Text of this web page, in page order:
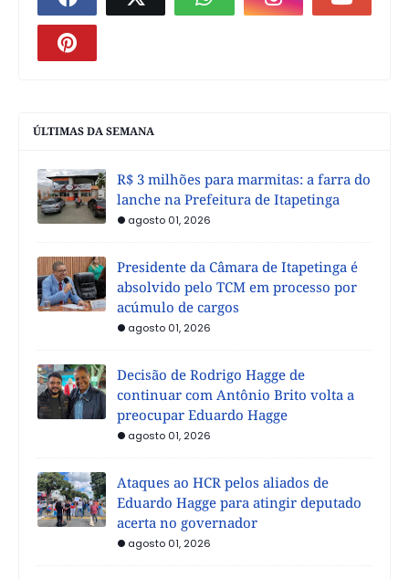
ÚLTIMAS DA SEMANA
R$ 3 milhões para marmitas: a farra do
lanche na Prefeitura de Itapetinga
agosto 01, 2026
Presidente da Câmara de Itapetinga é
absolvido pelo TCM em processo por
acúmulo de cargos
agosto 01, 2026
Decisão de Rodrigo Hagge de
continuar com Antônio Brito volta a
preocupar Eduardo Hagge
agosto 01, 2026
Ataques ao HCR pelos aliados de
Eduardo Hagge para atingir deputado
acerta no governador
agosto 01, 2026